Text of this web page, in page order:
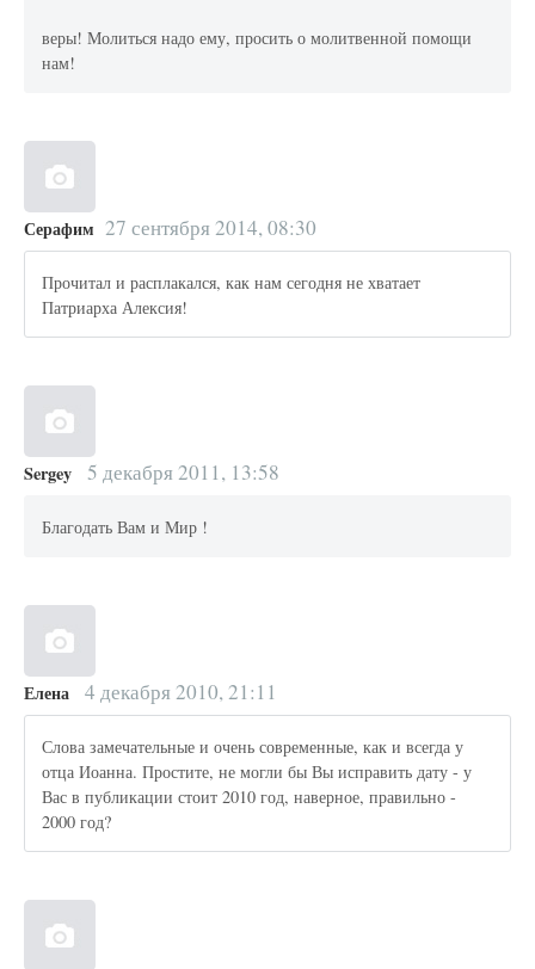
веры! Молиться надо ему, просить о молитвенной помощи
нам!
Серафим 27 сентября 2014, 08:30
Прочитал и расплакался, как нам сегодня не хватает
Патриарха Алексия!
Sergey 5 декабря 2011, 13:58
Благодать Вам и Мир !
Елена 4 декабря 2010, 21:11
Слова замечательные и очень современные, как и всегда у
отца Иоанна. Простите, не могли бы Вы исправить дату - у
Вас в публикации стоит 2010 год, наверное, правильно -
2000 год?